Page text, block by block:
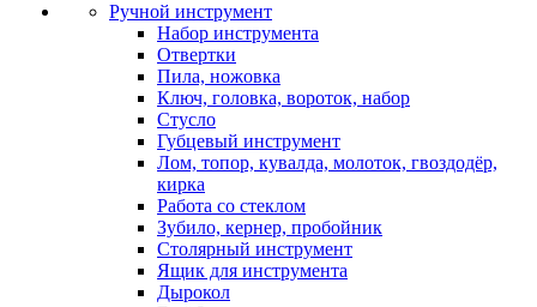
Ручной инструмент
Набор инструмента
Отвертки
Пила, ножовка
Ключ, головка, вороток, набор
Стусло
Губцевый инструмент
Лом, топор, кувалда, молоток, гвоздодёр,
кирка
Работа со стеклом
Зубило, кернер, пробойник
Столярный инструмент
Ящик для инструмента
Дырокол